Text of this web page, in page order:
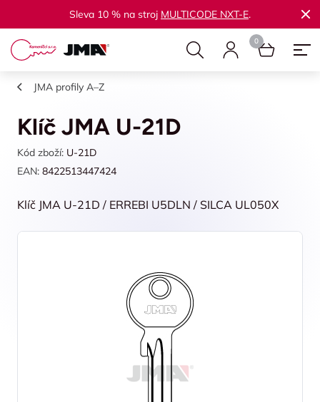
Sleva 10 % na stroj MULTICODE NXT-E.
JMA profily A–Z
Klíč JMA U-21D
Kód zboží: U-21D
EAN: 8422513447424
Klíč JMA U-21D / ERREBI U5DLN / SILCA UL050X